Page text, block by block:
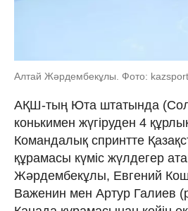
Алтай Жәрдембекұлы. Фото:
АҚШ-тың Юта штатында
конькимен жүгіруден 4
Командалық спринтте
құрамасы күміс жүлдегер
Жәрдембекұлы, Евгений
Важенин мен Артур Галиев